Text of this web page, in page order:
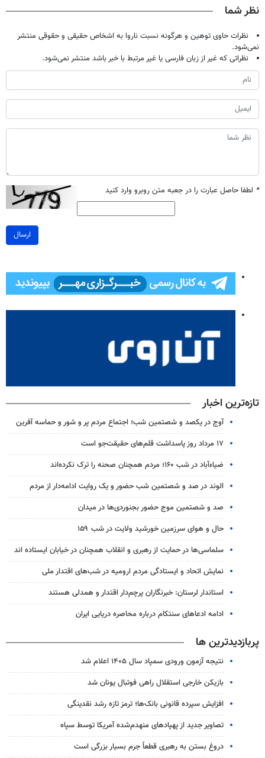
نظر شما
نظرات حاوی توهین و هرگونه نسبت ناروا به اشخاص حقیقی و حقوقی منتشر
نمی‌شود.
نظراتی که غیر از زبان فارسی یا غیر مرتبط با خبر باشد منتشر نمی‌شود.
* لطفا حاصل عبارت را در جعبه متن روبرو وارد کنید
ارسال
تازه‌ترین اخبار
آوج در یکصد و شصتمین شب؛ اجتماع مردم پر و شور و حماسه آفرین
۱۷ مرداد روز پاسداشت قلم‌های حقیقت‌جو است
ضیاء‌آباد در شب ۱۶۰؛ مردم همچنان صحنه را ترک نکرده‌اند
الوند در صد و شصتمین شب حضور و یک روایت ادامه‌دار از مردم
صد و شصتمین موج حضور بجنوردی‌ها در میدان
حال و هوای سرزمین خورشید ولایت در شب ۱۵۹
سلماسی‌ها در حمایت از رهبری و انقلاب همچنان در خیابان ایستاده اند
نمایش اتحاد و ایستادگی مردم ارومیه در شب‌های اقتدار ملی
استاندار لرستان: خبرنگاران پرچم‌دار اقتدار و همدلی هستند
ادامه ادعاهای سنتکام درباره محاصره دریایی ایران
پربازدیدترین ها
نتیجه آزمون ورودی سمپاد سال ۱۴۰۵ اعلام شد
بازیکن خارجی استقلال راهی فوتبال یونان شد
افزایش سپرده قانونی بانک‌ها؛ ترمز تازه رشد نقدینگی
تصاویر جدید از پهپادهای منهدم‌شده آمریکا توسط سپاه
دروغ بستن به رهبری قطعاً جرم بسیار بزرگی است